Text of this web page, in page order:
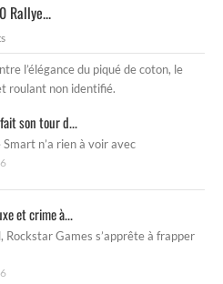
Rallye...
l’élégance du piqué de coton, le
roulant non identifié.
son tour d...
Smart n’a rien à voir avec
et crime à...
Rockstar Games s’apprête à frapper